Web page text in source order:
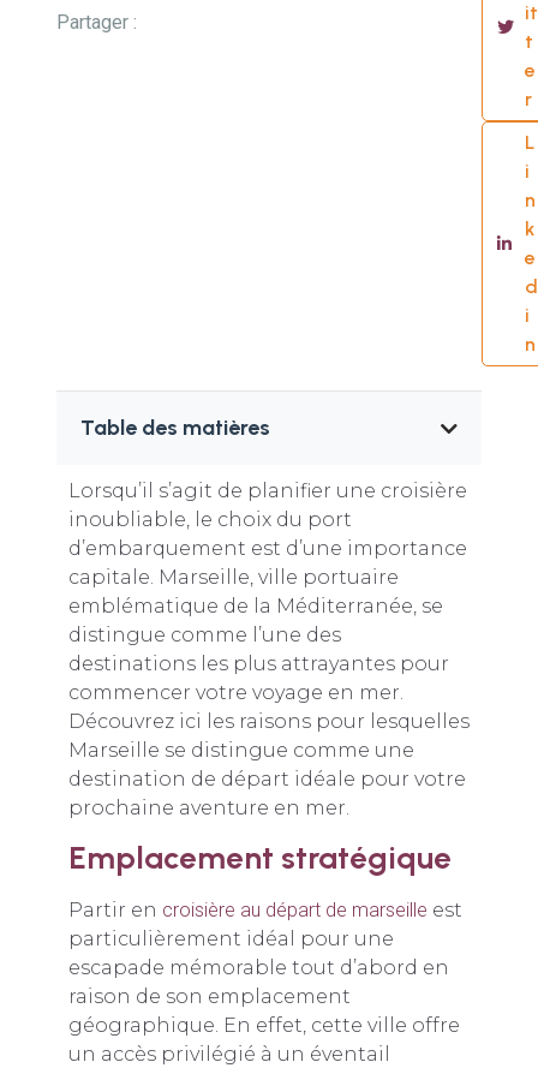
Partager :
it
t
e
r
L
i
n
k
e
d
i
n
Table des matières
Lorsqu’il s’agit de planifier une croisière
inoubliable, le choix du port
d’embarquement est d’une importance
capitale. Marseille, ville portuaire
emblématique de la Méditerranée, se
distingue comme l’une des
destinations les plus attrayantes pour
commencer votre voyage en mer.
Découvrez ici les raisons pour lesquelles
Marseille se distingue comme une
destination de départ idéale pour votre
prochaine aventure en mer.
Emplacement stratégique
Partir en croisière au départ de marseille est
particulièrement idéal pour une
escapade mémorable tout d’abord en
raison de son emplacement
géographique. En effet, cette ville offre
un accès privilégié à un éventail